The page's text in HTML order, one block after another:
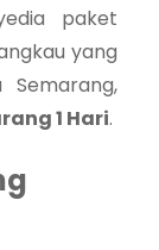
paket
yang
1 Hari.